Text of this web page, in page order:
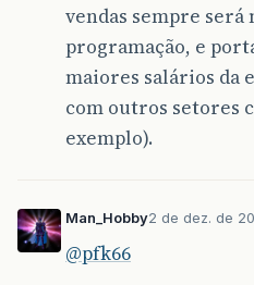
vendas sempre
programação, e
maiores salários da
com outros setores
exemplo).
Man_Hobby2 de dez. de
@pfk66